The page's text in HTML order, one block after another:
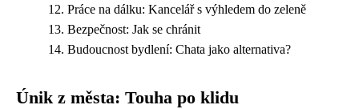
Práce na dálku: Kancelář s výhledem do zeleně
Bezpečnost: Jak se chránit
Budoucnost bydlení: Chata jako alternativa?
Únik z města: Touha po klidu